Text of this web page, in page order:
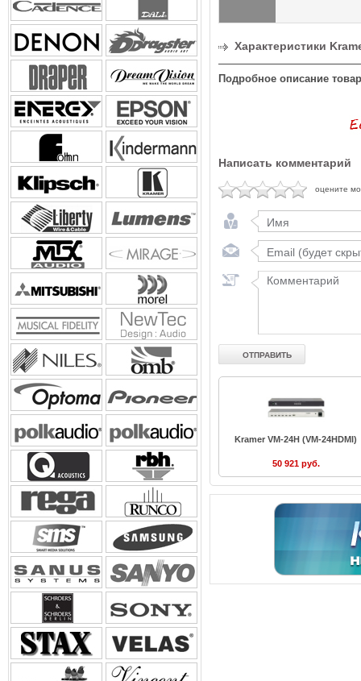
Характеристики
Подробное описание
Написать комментарий
оцените
Kramer VM-24H (VM-24HDMI)
50 921 руб.